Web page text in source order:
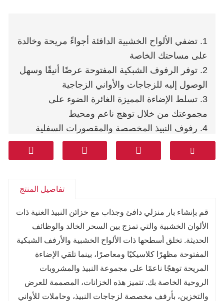
1. تضفي الألواح الخشبية الدافئة أجواءً مريحة وخالدة
على مساحتك الخاصة
2. توفر الرفوف الشبكية المفتوحة عرضًا أنيقًا وسهل
الوصول إليه للزجاجات والأواني الزجاجية
3. تسلط الإضاءة المميزة الغائرة الضوء على
مجموعتك من خلال توهج ناعم ومحيط
4. رفوف النبيذ المخصصة والمقصورات السفلية
المغلقة تحافظ على تنظيم الأساسيات
5. يكمل كونترتوب الحجر الداكن واللهجات المعدنية
6. تصميم متعدد الاستخدامات يعمل بشكل جيد على
الكبيرة
تفاصيل المنتج
قم بإنشاء بار منزلي دافئ وجذاب مع خزائن النبيذ الغنية ذات
الألوان الخشبية والتي تمزج بين السحر الخالد والوظائف
الحديثة. تخلق أسطحها ذات الألواح الخشبية والأرفف الشبكية
المفتوحة مظهرًا كلاسيكيًا ومعاصرًا، بينما تلقي الإضاءة
المريحة توهجًا ناعمًا على مجموعة النبيذ والمشروبات
الروحية الخاصة بك. تتميز هذه الخزانات، المصممة للعرض
والتخزين، بأرفف مخصصة لزجاجات النبيذ، وحاملات للأواني